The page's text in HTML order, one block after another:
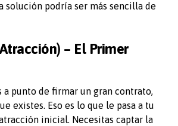
solución podría ser más sencilla de
– El Primer
a punto de firmar un gran contrato,
existes. Eso es lo que le pasa a tu
inicial. Necesitas captar la